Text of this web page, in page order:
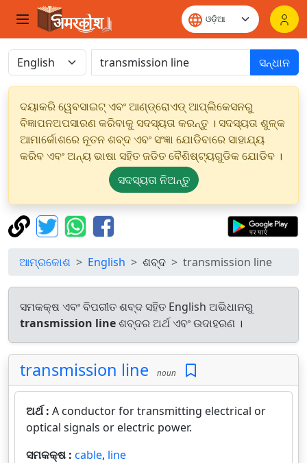
ସନ୍ଧାନ
ଦୟାକରି ୱେବସାଇଟ୍ ଏବଂ ଆଣ୍ଡ୍ରୋଏଡ୍ ଆପ୍ଲିକେସନରୁ
ବିଜ୍ଞାପନଅପସାରଣ କରିବାକୁ ସଦସ୍ୟତା କରନ୍ତୁ । ସଦସ୍ୟତା ଶୁଳ୍କ
ଆମାର୍କୋଶରେ ନୂତନ ଶବ୍ଦ ଏବଂ ସଂଜ୍ଞା ଯୋଡିବାରେ ସାହାଯ୍ୟ
କରିବ ଏବଂ ଅନ୍ୟ ଭାଷା ସହିତ ଜଡିତ ବୈଶିଷ୍ଟ୍ୟଗୁଡିକ ଯୋଡିବ ।
ସଦସ୍ୟତା ନିଅନ୍ତୁ
ଆମ୍ରକୋଶ English ଶବ୍ଦ transmission line
ସମକକ୍ଷ ଏବଂ ବିପରୀତ ଶବ୍ଦ ସହିତ English ଅଭିଧାନରୁ
transmission lineଶବ୍ଦର ଅର୍ଥ ଏବଂ ଉଦାହରଣ ।
transmission line noun
ଅର୍ଥ : A conductor for transmitting electrical or
optical signals or electric power.
ସମକକ୍ଷ : cable, line